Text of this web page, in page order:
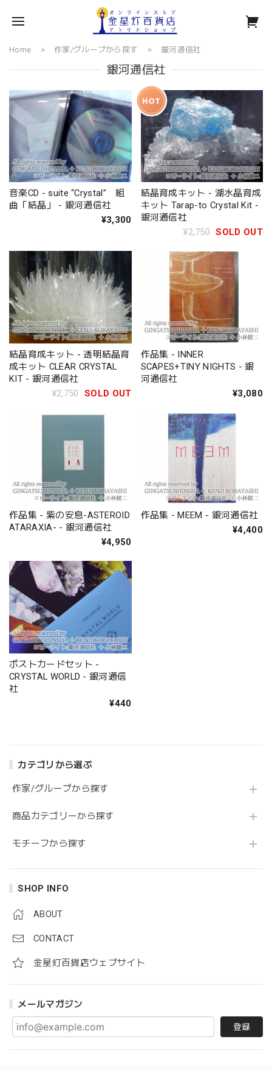
カテゴリから選ぶ
作家/グループから探す
商品カテゴリーから探す
モチーフから探す
SHOP INFO
ABOUT
CONTACT
金星灯百貨店ウェブサイト
メールマガジン
登録
Home 作家/グループから探す 銀河通信社
銀河通信社
音楽CD - suite “Crystal” 組
曲「結晶」 - 銀河通信社
¥3,300
結晶育成キット - 湖水晶育成
キット Tarap-to Crystal Kit -
銀河通信社
¥2,750 SOLD OUT
結晶育成キット - 透明結晶育
成キット CLEAR CRYSTAL
KIT - 銀河通信社
¥2,750
SOLD OUT
作品集 - INNER
SCAPES+TINY NIGHTS - 銀
河通信社
¥3,080
作品集 - 紫の安息-ASTEROID
ATARAXIA- - 銀河通信社
¥4,950
作品集 - MEEM - 銀河通信社
¥4,400
ポストカードセット -
CRYSTAL WORLD - 銀河通信
社
¥440